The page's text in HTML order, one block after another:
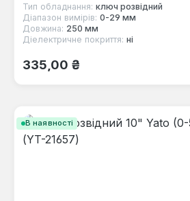
Тип обладнання: ключ розвідний
Діапазон вимірів: 0-29 мм
Довжина: 250 мм
Діелектричне покриття: ні
Звичайна ціна:
335,00 ₴
В наявності